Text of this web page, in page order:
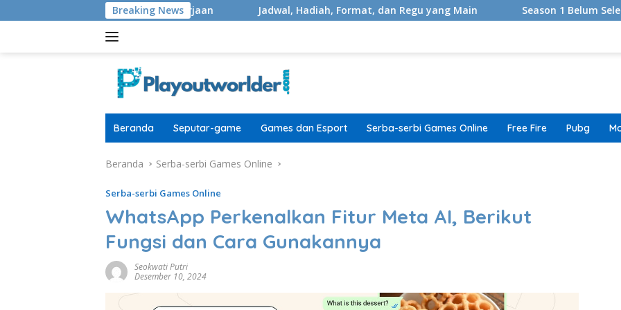
ke
Breaking News
Masih Di Pengerjaan Jadwal, Hadiah, Format, dan Regu yang Main Season 1 Belum Selesai, Adaptasi
Beranda Seputar-game Games dan Esport Serba-serbi Games Online Free Fire Pubg
Beranda Serba-serbi Games Online
Serba-serbi Games Online
WhatsApp Perkenalkan Fitur Meta AI, Berikut
Fungsi dan Cara Gunakannya
Seokwati Putri
Desember 10, 2024